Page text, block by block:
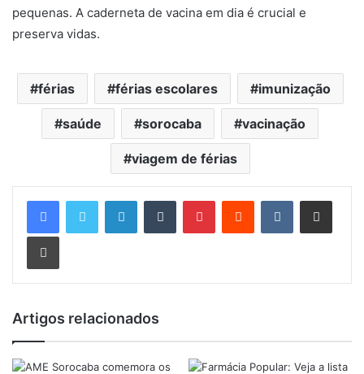
pequenas. A caderneta de vacina em dia é crucial e
preserva vidas.
férias férias escolares imunização
saúde sorocaba vacinação
viagem de férias
LinkedinTumblr PinterestReddit VK Compartilhar via e-mail
Imprimir
Artigos relacionados